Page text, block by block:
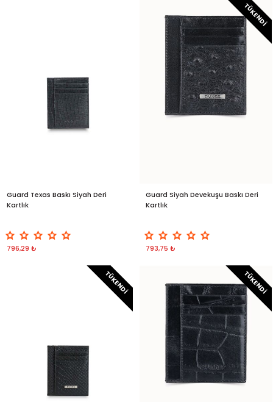
Guard Texas Baskı Siyah Deri
Kartlık
796,29 ₺
TÜKENDI
Guard Siyah Devekuşu Baskı Deri
Kartlık
793,75 ₺
TÜKENDI TÜKENDI